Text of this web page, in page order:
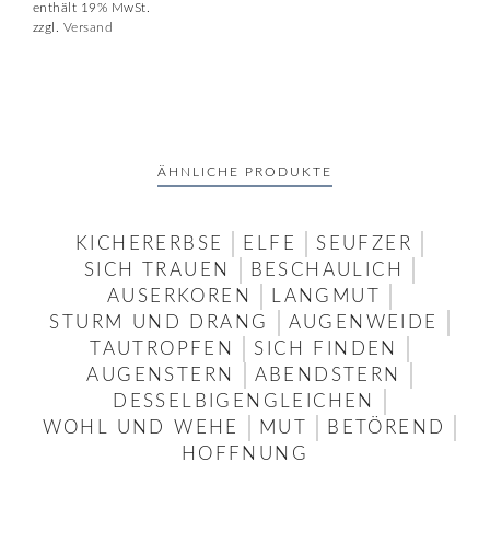
enthält 19% MwSt.
zzgl. Versand
ÄHNLICHE PRODUKTE
KICHERERBSE ELFE
SEUFZER
SICH TRAUEN
BESCHAULICH
AUSERKOREN
LANGMUT
STURM UND DRANG
AUGENWEIDE
TAUTROPFEN
SICH FINDEN
AUGENSTERN
ABENDSTERN
DESSELBIGENGLEICHEN
WOHL UND WEHE
MUT
BETÖREND
HOFFNUNG